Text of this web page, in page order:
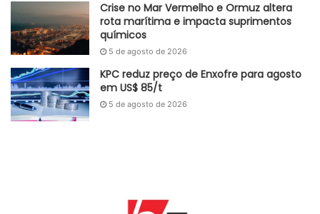
Crise no Mar Vermelho e Ormuz altera
rota marítima e impacta suprimentos
químicos
5 de agosto de 2026
KPC reduz preço de Enxofre para agosto
em US$ 85/t
5 de agosto de 2026